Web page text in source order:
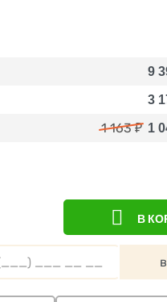
9
3
1 163₽ 1
В